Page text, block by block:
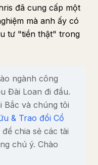
đã cung cấp một
mà anh ấy có
tư "tiền thật" trong
ngành công
Đài Loan đi đầu.
Bắc và chúng tôi
& Trao đổi Cổ
chia sẻ các tài
chú ý. Chào